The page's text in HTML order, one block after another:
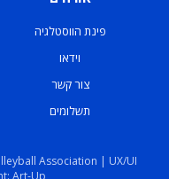
פינת הווסטלגיה
וידאו
צור קשר
תשלומים
Association | UX/UI